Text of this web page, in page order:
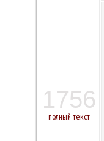
1756
полный текст